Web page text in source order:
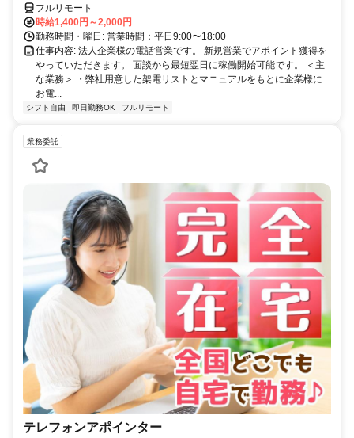
両立を実現
フルリモート
時給1,400円～2,000円
勤務時間・曜日: 営業時間：平日9:00〜18:00
仕事内容: 法人企業様の電話営業です。 新規営業でアポイント獲得を
やっていただきます。 面談から最短翌日に稼働開始可能です。 ＜主
な業務＞ ・弊社用意した架電リストとマニュアルをもとに企業様に
お電...
シフト自由 即日勤務OK フルリモート
業務委託
テレフォンアポインター